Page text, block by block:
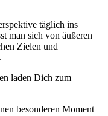
täglich ins
man sich von äußeren
Zielen und
laden Dich zum
besonderen Moment